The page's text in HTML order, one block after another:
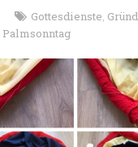
Gottesdienste,
Palmsonntag